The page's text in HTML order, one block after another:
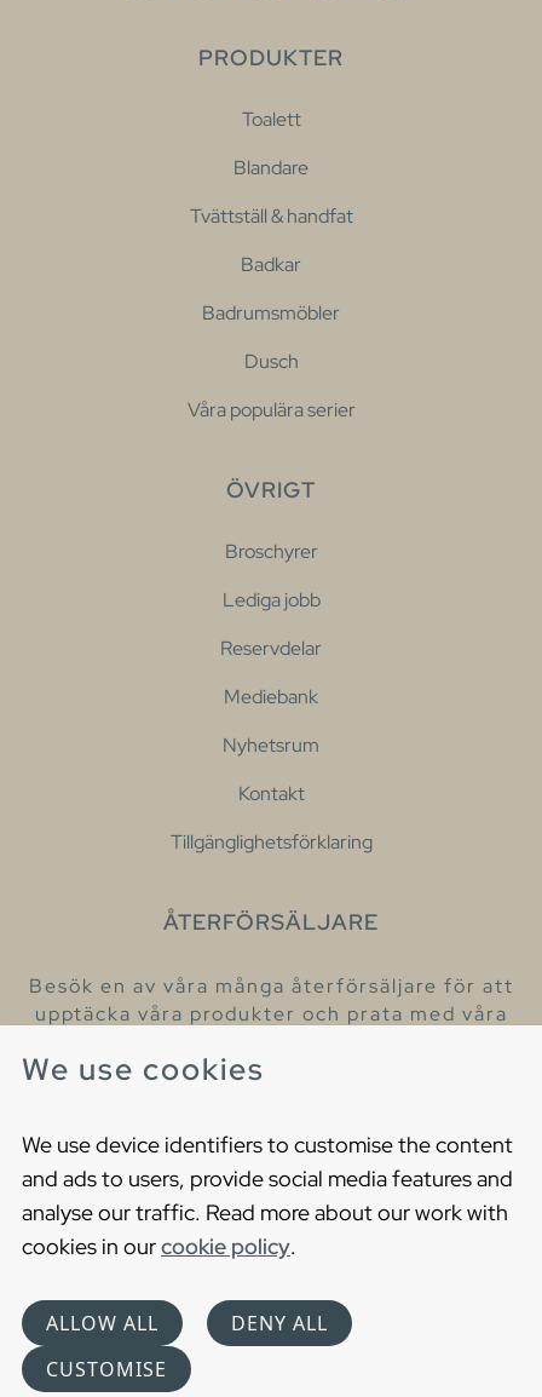
We use cookies
We use device identifiers to customise the content
and ads to users, provide social media features and
analyse our traffic. Read more about our work with
cookies in ourcookie policy.
ALLOW ALL
DENY ALL
CUSTOMISE
PRODUKTER
Toalett
Blandare
Tvättställ & handfat
Badkar
Badrumsmöbler
Dusch
Våra populära serier
ÖVRIGT
Broschyrer
Lediga jobb
Reservdelar
Mediebank
Nyhetsrum
Kontakt
Tillgänglighetsförklaring
ÅTERFÖRSÄLJARE
Besök en av våra många återförsäljare för att
upptäcka våra produkter och prata med våra
Cookies
Privacy statement
Choose language